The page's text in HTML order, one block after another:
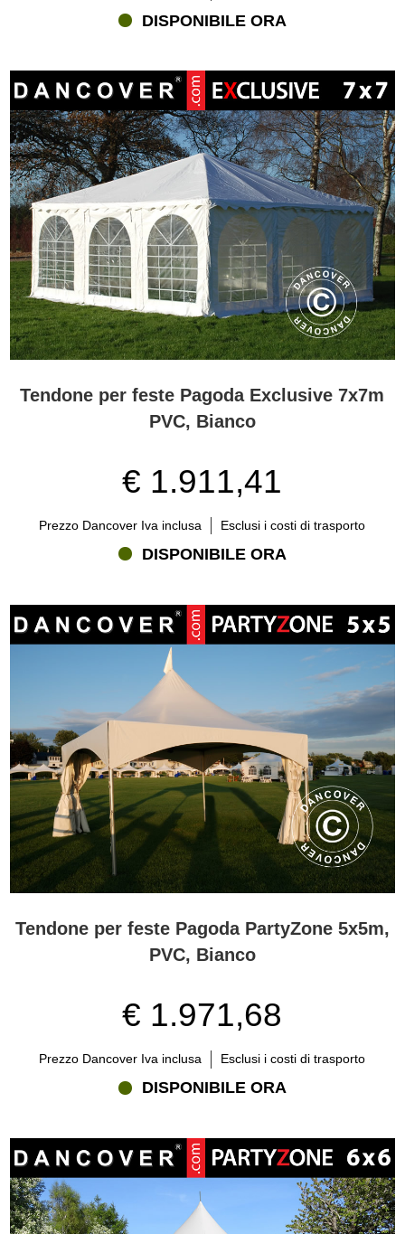
DISPONIBILE ORA
Tendone per feste Pagoda Exclusive 7x7m
PVC, Bianco
€ 1.911,41
Prezzo Dancover Iva inclusa Esclusi i costi di trasporto
DISPONIBILE ORA
Tendone per feste Pagoda PartyZone 5x5m,
PVC, Bianco
€ 1.971,68
Prezzo Dancover Iva inclusa Esclusi i costi di trasporto
DISPONIBILE ORA